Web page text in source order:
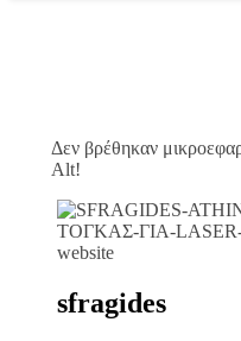
Δεν βρέθηκαν
Alt!
sfragides